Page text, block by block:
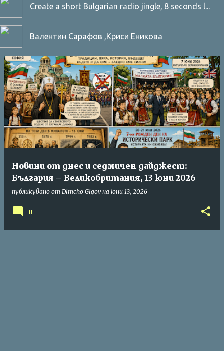
Create a short Bulgarian radio jingle, 8 seconds l...
Валентин Сарафов ,Криси Еникова
Новини от днес и седмичен дайджест:
България – Великобритания, 13 юни 2026
публикувано от Dimcho Gigov на юни 13, 2026
0